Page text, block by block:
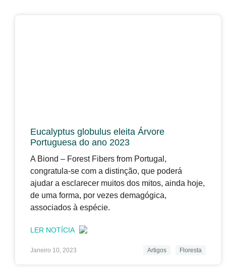
Eucalyptus globulus eleita Árvore
Portuguesa do ano 2023
A Biond – Forest Fibers from Portugal,
congratula-se com a distinção, que poderá
ajudar a esclarecer muitos dos mitos, ainda hoje,
de uma forma, por vezes demagógica,
associados à espécie.
LER NOTÍCIA
Janeiro 10, 2023 Artigos Floresta